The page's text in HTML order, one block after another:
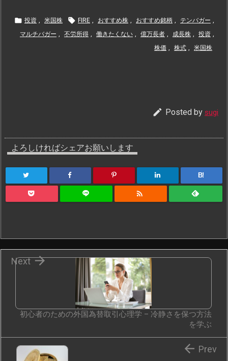
 投資 , 米国株  FIRE , おすすめ株 , おすすめ銘柄 , テンバガー ,
マルチバガー , 不労所得 , 働きたくない , 億万長者 , 成長株 , 投資 ,
株価 , 株式 , 米国株
 Posted by sugi
よろしければシェアお願いします
B!

初心者のための外国為替取引心理学 – 冷静さを保つ方法
を学ぶ

Next
 Prev